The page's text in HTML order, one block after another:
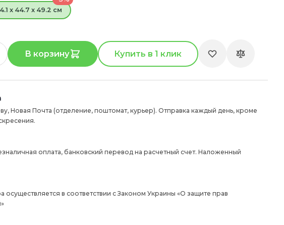
x 44.7 x 49.2 см
В корзину Купить в 1 клик
Новая Почта (отделение, поштомат, курьер). Отправка каждый день, кроме
оплата, банковский перевод на расчетный счет. Наложенный
осуществляется в соответствии с Законом Украины «О защите прав